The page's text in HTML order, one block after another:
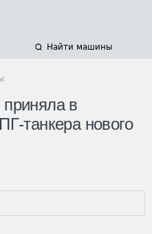
Найти машины
в
танкера нового